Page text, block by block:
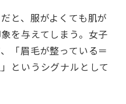
と、服がよくても肌が
を与えてしまう。女子
「眉毛が整っている＝
というシグナルとして